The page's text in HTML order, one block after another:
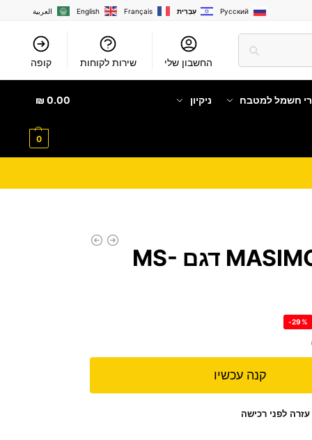
العربية English Français עִבְרִית Русский
החשבון שלי שירות לקוחות קופה
חשמל למטבח ניקיון 0.00
₪
0
מקרר משרדי MASIMO דגם MS-
-29%
קנה עכשיו
עזרה לפני רכישה